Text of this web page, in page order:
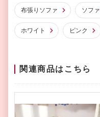
布張りソファ ソファ
ホワイト ピンク
関連商品はこちら